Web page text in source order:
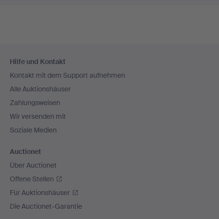
Navigation
Hilfe und Kontakt
Kontakt mit dem Support aufnehmen
Alle Auktionshäuser
Zahlungsweisen
Wir versenden mit
Soziale Medien
Auctionet
Über Auctionet
Offene Stellen
Für Auktionshäuser
Die Auctionet-Garantie